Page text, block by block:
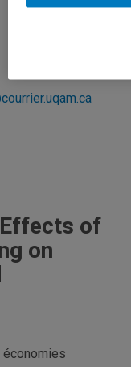
Effects of
on